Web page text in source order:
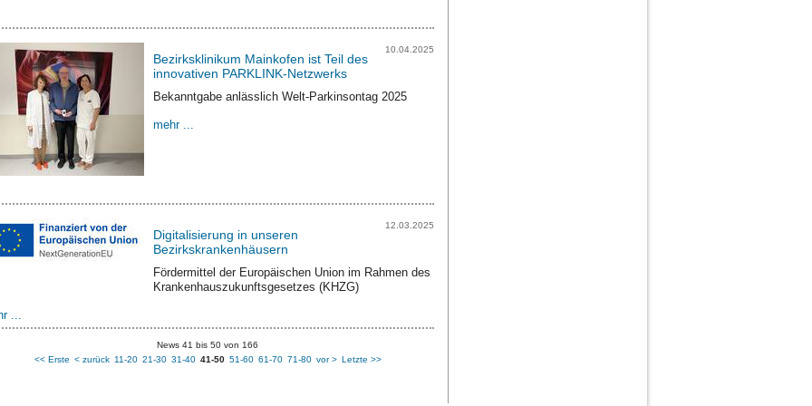
10.04.2025
Bezirksklinikum Mainkofen ist Teil des
innovativen PARKLINK-Netzwerks
Bekanntgabe anlässlich Welt-Parkinsontag 2025
mehr ...
12.03.2025
Digitalisierung in unseren
Bezirkskrankenhäusern
Fördermittel der Europäischen Union im Rahmen des
Krankenhauszukunftsgesetzes (KHZG)
...
News 41 bis 50 von 166
<< Erste < zurück 11-20 21-30 31-40 41-50 51-60 61-70 71-80 vor > Letzte >>